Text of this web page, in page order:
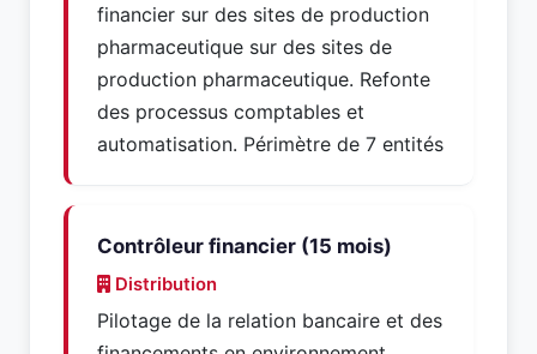
financier sur des sites de production
pharmaceutique sur des sites de
production pharmaceutique. Refonte
des processus comptables et
automatisation. Périmètre de 7 entités
Contrôleur financier (15 mois)
Distribution
Pilotage de la relation bancaire et des